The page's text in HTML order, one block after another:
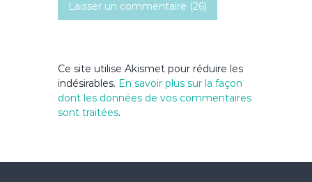
Ce site utilise Akismet pour réduire les
indésirables. En savoir plus sur la façon
dont les données de vos commentaires
sont traitées.